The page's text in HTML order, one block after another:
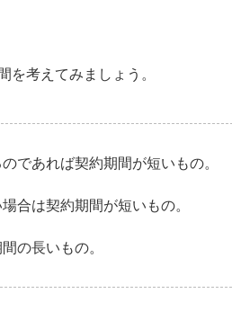
を考えてみましょう。
であれば契約期間が短いもの。
合は契約期間が短いもの。
の長いもの。